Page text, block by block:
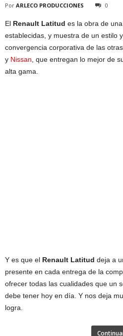
Por ARLECO PRODUCCIONES 0
El Renault Latitud es la obra de
establecidas, y muestra de un estilo
convergencia corporativa de las
y Nissan , que entregan lo mejor de
alta gama.
Y es que el Renault Latitud deja a
presente en cada entrega de la
ofrecer todas las cualidades que un
debe tener hoy en día. Y nos deja
logra.